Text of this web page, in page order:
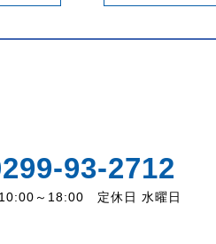
93-2712
～18:00 定休日 水曜日